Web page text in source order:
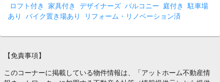
ロフト付き
家具付き デザイナーズ バルコニー 庭付き
駐車場
あり
バイク置き場あり リフォーム・リノベーション済
【免責事項】
このコーナーに掲載している物件情報は、「アットホーム不動産情